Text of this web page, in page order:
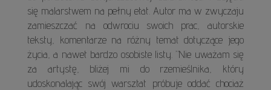
się malarstwem na pełny etat. Autor ma w zwyczaju
zamieszczać na odwrociu swoich prac, autorskie
teksty, komentarze na różny temat dotyczące jego
życia, a nawet bardzo osobiste listy. ”Nie uważam się
za artystę, bliżej mi do rzemieślnika, który
udoskonalając swój warsztat próbuje oddać chociaż